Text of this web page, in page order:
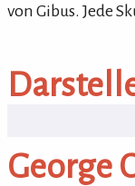
von Gibus. Jede
Darsteller von
George